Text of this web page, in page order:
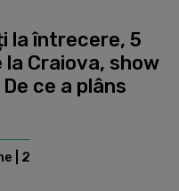
la întrecere, 5
Craiova, show
ce a plâns
| 2